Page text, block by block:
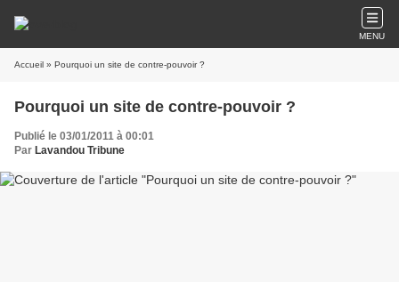
MENU
Accueil » Pourquoi un site de contre-pouvoir ?
Pourquoi un site de contre-pouvoir ?
Publié le 03/01/2011 à 00:01
Par Lavandou Tribune